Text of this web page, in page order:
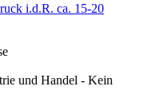
i.d.R. ca. 15-20
und Handel - Kein